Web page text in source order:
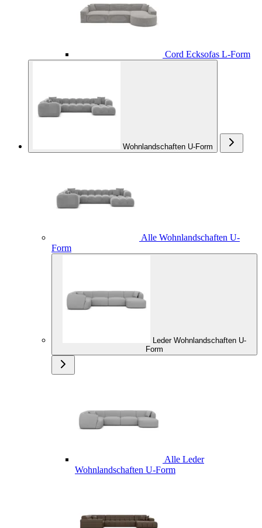
Cord Ecksofas L-Form
Wohnlandschaften U-Form
Alle Wohnlandschaften U-
Form
Leder Wohnlandschaften U-
Form
Alle Leder
Wohnlandschaften U-Form